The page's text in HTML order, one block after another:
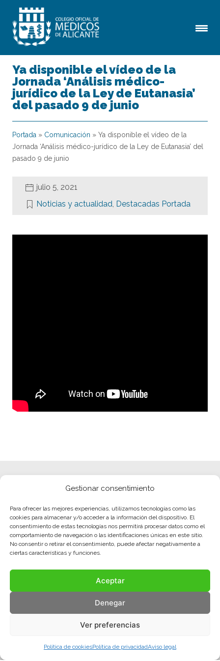
Gestionar consentimiento
Para ofrecer las mejores experiencias, utilizamos tecnologías como las
cookies para almacenar y/o acceder a la información del dispositivo. El
consentimiento de estas tecnologías nos permitirá procesar datos como el
comportamiento de navegación o las identificaciones únicas en este sitio.
No consentir o retirar el consentimiento, puede afectar negativamente a
ciertas características y funciones.
Aceptar
Denegar
Ver preferencias
Política de cookiesPolítica de privacidadAviso legal
Ya disponible el vídeo de la
Jornada ‘Análisis médico-
jurídico de la Ley de Eutanasia’
del pasado 9 de junio
Portada » Comunicación » Ya disponible el vídeo de la
Jornada ‘Análisis médico-jurídico de la Ley de Eutanasia’ del
pasado 9 de junio
julio 5, 2021
Noticias y actualidad, Destacadas Portada